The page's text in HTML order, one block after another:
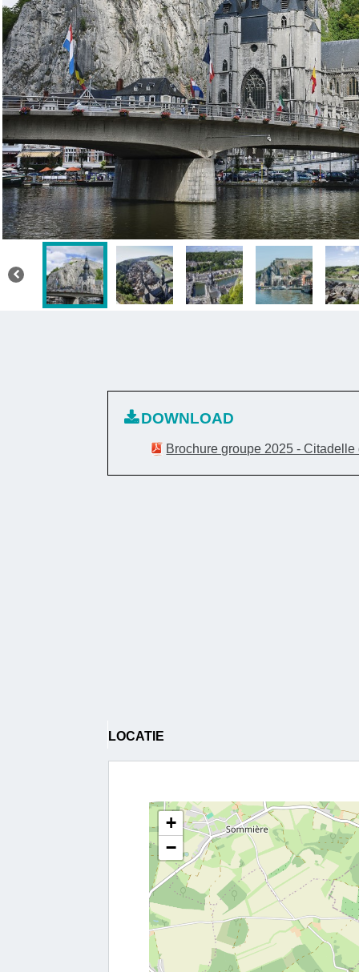
DOWNLOAD
Brochure groupe 2025 -
LOCATIE
+
−